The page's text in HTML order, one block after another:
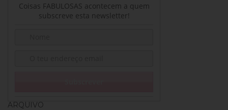
Coisas FABULOSAS acontecem a quem
subscreve esta newsletter!
ARQUIVO